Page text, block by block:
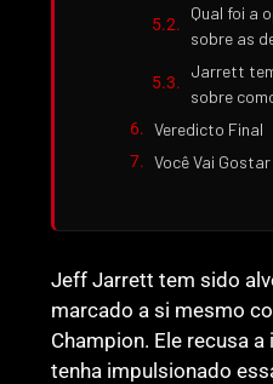
Qual foi a
sobre as
Jarrett
sobre
Veredicto Final
Você Vai Gostar
Jeff Jarrett tem sido
marcado a si mesmo
Champion. Ele recusa
tenha impulsionado